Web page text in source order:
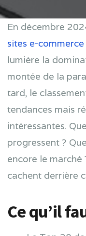
En décembre
sites e-
lumière la
montée de la
tard, le
tendances mais
intéressantes.
progressent ?
encore le marché
cachent derrière
Ce qu’il